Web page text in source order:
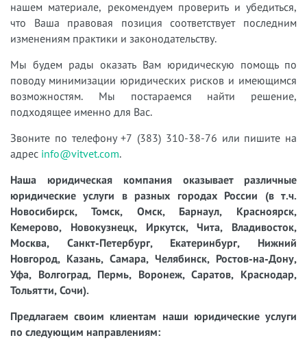
нашем материале, рекомендуем проверить и убедиться,
что Ваша правовая позиция соответствует последним
изменениям практики и законодательству.
Мы будем рады оказать Вам юридическую помощь по
поводу минимизации юридических рисков и имеющимся
возможностям. Мы постараемся найти решение,
подходящее именно для Вас.
Звоните по телефону +7 (383) 310-38-76 или пишите на
адрес info@vitvet.com.
Наша юридическая компания оказывает различные
юридические услуги в разных городах России (в т.ч.
Новосибирск, Томск, Омск, Барнаул, Красноярск,
Кемерово, Новокузнецк, Иркутск, Чита, Владивосток,
Москва, Санкт-Петербург, Екатеринбург, Нижний
Новгород, Казань, Самара, Челябинск, Ростов-на-Дону,
Уфа, Волгоград, Пермь, Воронеж, Саратов, Краснодар,
Тольятти, Сочи).
Предлагаем своим клиентам наши юридические услуги
по следующим направлениям: